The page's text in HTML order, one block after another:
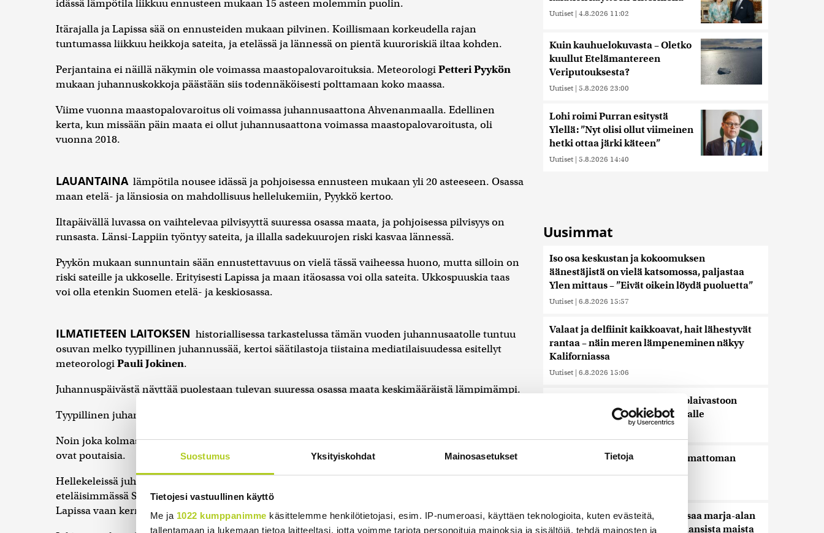
Suostumus Yksityiskohdat Mainosasetukset Tietoja
Tietojesi vastuullinen käyttö
Me ja 1022 kumppanimme käsittelemme henkilötietojasi, esim. IP-numeroasi, käyttäen teknologioita, kuten evästeitä,
tallentamaan ja lukemaan tietoa laitteeltasi, jotta voimme tarjota personoituja mainoksia ja sisältöjä, tehdä mainosten ja
idässä lämpötila liikkuu ennusteen mukaan 15 asteen molemmin puolin.
Itärajalla ja Lapissa sää on ennusteiden mukaan pilvinen. Koillismaan korkeudella rajan
tuntumassa liikkuu heikkoja sateita, ja etelässä ja lännessä on pientä kuuroriskiä iltaa kohden.
Perjantaina ei näillä näkymin ole voimassa maastopalovaroituksia. MeteorologiPetteri Pyykön
mukaan juhannuskokkoja päästään siis todennäköisesti polttamaan koko maassa.
Viime vuonna maastopalovaroitus oli voimassa juhannusaattona Ahvenanmaalla. Edellinen
kerta, kun missään päin maata ei ollut juhannusaattona voimassa maastopalovaroitusta, oli
vuonna 2018.
LAUANTAINA lämpötila nousee idässä ja pohjoisessa ennusteen mukaan yli 20 asteeseen. Osassa
maan etelä- ja länsiosia on mahdollisuus hellelukemiin, Pyykkö kertoo.
Iltapäivällä luvassa on vaihtelevaa pilvisyyttä suuressa osassa maata, ja pohjoisessa pilvisyys on
runsasta. Länsi-Lappiin työntyy sateita, ja illalla sadekuurojen riski kasvaa lännessä.
Pyykön mukaan sunnuntain sään ennustettavuus on vielä tässä vaiheessa huono, mutta silloin on
riski sateille ja ukkoselle. Erityisesti Lapissa ja maan itäosassa voi olla sateita. Ukkospuuskia taas
voi olla etenkin Suomen etelä- ja keskiosassa.
ILMATIETEEN LAITOKSEN historiallisessa tarkastelussa tämän vuoden juhannusaatolle tuntuu
osuvan melko tyypillinen juhannussää, kertoi säätilastoja tiistaina mediatilaisuudessa esitellyt
meteorologiPauli Jokinen.
Juhannuspäivästä näyttää puolestaan tulevan suuressa osassa maata keskimääräistä lämpimämpi.
Tyypillinen juhannuksen ylin lämpötila on 14–22 astetta, etelässä lämpimämpi kuin pohjoisessa.
Noin joka kolmas juhannus on kokonaan poutainen eli sekä juhannusaatto että juhannuspäivä
ovat poutaisia.
Hellekeleissä juhannusta on vietetty viimeksi vuonna 2023, jolloin helleraja ylittyi varsinkin
eteläisimmässä Suomessa. Keskimäärin juhannuksena on hellettä kerran neljässä vuodessa,
Lapissa vaan kerran kymmenessä vuodessa.
Uutiset | 4.8.2026 11:02
Kuin kauhuelokuvasta – Oletko
kuullut Etelämantereen
Veriputouksesta?
Uutiset | 5.8.2026 23:00
Lohi roimi Purran esitystä
Ylellä: ”Nyt olisi ollut viimeinen
hetki ottaa järki käteen”
Uutiset | 5.8.2026 14:40
Uusimmat
Iso osa keskustan ja kokoomuksen
äänestäjistä on vielä katsomossa, paljastaa
Ylen mittaus – ”Eivät oikein löydä puoluetta”
Uutiset | 6.8.2026 15:57
Valaat ja delfiinit kaikkoavat, hait lähestyvät
rantaa – näin meren lämpeneminen näkyy
Kaliforniassa
Uutiset | 6.8.2026 15:06
Ruotsi luovuttaa Venäjän varjolaivastoon
kuuluvan rahtialuksen Ukrainalle
Pohjois-Korea ampui tunnistamattoman
ammuksen Japaninmerelle
Maahanmuuttovirasto estää osaa marja-alan
yrityksistä rekrytoimasta kolmansista maista